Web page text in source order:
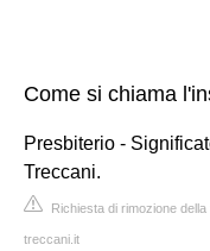
Come si chiama
Presbiterio -
Treccani.
Richiesta di rimozione della
treccani.it